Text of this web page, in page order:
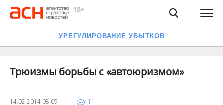
УРЕГУЛИРОВАНИЕ УБЫТКОВ
Трюизмы борьбы с «автоюризмом»
14.02.2014 08:09 11